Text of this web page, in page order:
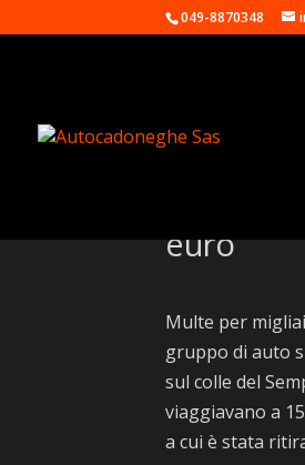
049-8870348
euro
Multe per
gruppo di auto
sul colle del
viaggiavano a
a cui è stata